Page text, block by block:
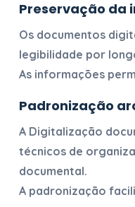
Preservação da
Os documentos
legibilidade por
As informações
Padronização
A Digitalização
técnicos de
documental.
A padronização